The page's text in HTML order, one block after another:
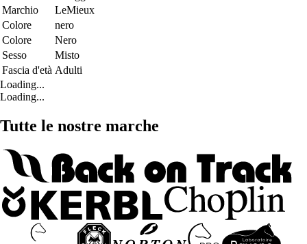
Marchio
LeMieux
Colore
nero
Colore
Nero
Sesso
Misto
Fascia d'età Adulti
Loading...
Loading...
Tutte le nostre marche